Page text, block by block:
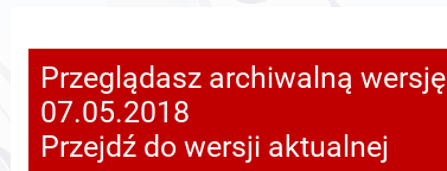
Przeglądasz archiwalną
07.05.2018
Przejdź do wersji aktualnej